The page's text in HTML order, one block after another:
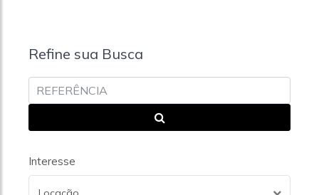
Refine sua Busca
Interesse